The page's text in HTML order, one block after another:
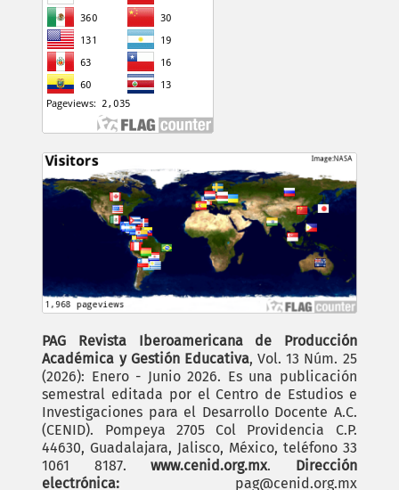
PAG Revista Iberoamericana de Producción
Académica y Gestión Educativa, Vol. 13 Núm. 25
(2026): Enero - Junio 2026. Es una publicación
semestral editada por el Centro de Estudios e
Investigaciones para el Desarrollo Docente A.C.
(CENID). Pompeya 2705 Col Providencia C.P.
44630, Guadalajara, Jalisco, México, teléfono 33
1061 8187.www.cenid.org.mx. Dirección
electrónica: pag@cenid.org.mx